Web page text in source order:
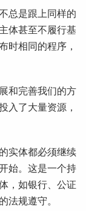
总是跟上同样的
体甚至不履行基
时相同的程序，
和完善我们的方
入了大量资源，
实体都必须继续
始。这是一个持
，如银行、公证
法规遵守。